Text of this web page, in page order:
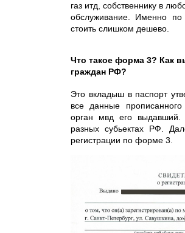
газ итд, собственнику в
обслуживание. Именно
стоить слишком дешево.
Что такое форма 3? Как
граждан РФ?
Это вкладыш в паспорт
все данные
орган мвд его выдавший.
разных субьектах РФ.
регистрации по форме 3.